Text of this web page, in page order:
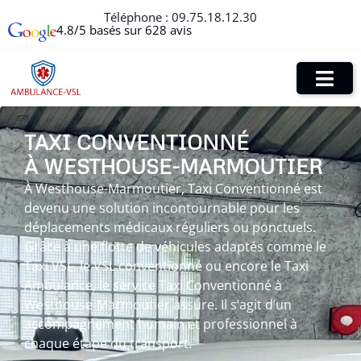
Téléphone : 09.75.18.12.30
4.8/5 basés sur 628 avis
TAXI CONVENTIONNÉ
À WESTHOUSE-MARMOUTIER
À Westhouse-Marmoutier, Taxi Conventionné est
devenu une solution incontournable pour les
déplacements médicaux réguliers ou ponctuels.
Grâce à une flotte de véhicules adaptés comme le
Taxi VSL, le VSL conventionné ou encore le Taxi
Ambulance, le service Taxi Conventionné à
Westhouse-Marmoutier assure. Il s’agit d’un
accompagnement humain et professionnel à
chaque étape du transport.